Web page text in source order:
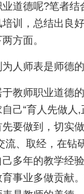
道德呢?笔者
训，总结出良
方面。
人师表是师德
师职业道德的
己“育人先做人,
要做到，切实
、取经，在钻
多年的教学经
事业多做贡献